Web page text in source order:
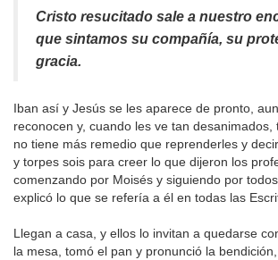
Cristo resucitado sale a nuestro
que sintamos su compañía, su
gracia.
Iban así y Jesús se les aparece de pronto,
reconocen y, cuando les ve tan desanimados,
no tiene más remedio que reprenderles y
y torpes sois para creer lo que dijeron los
comenzando por Moisés y siguiendo por
explicó lo que se refería a él en todas las
Llegan a casa, y ellos lo invitan a quedarse
la mesa, tomó el pan y pronunció la